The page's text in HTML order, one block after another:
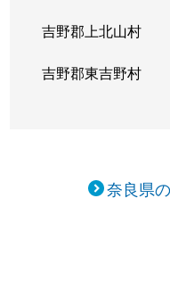
吉野郡上北山村
吉野郡東吉野村
奈良県